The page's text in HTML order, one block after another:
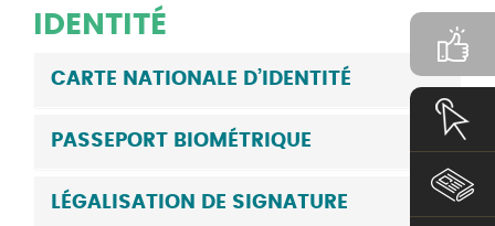
IDENTITÉ
CARTE NATIONALE D’IDENTITÉ
PASSEPORT BIOMÉTRIQUE
LÉGALISATION DE SIGNATURE